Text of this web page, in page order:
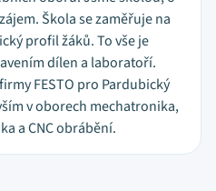
Škola se zaměřuje na
profil žáků. To vše je
dílen a laboratoří.
FESTO pro Pardubický
v oborech mechatronika,
a CNC obrábění.